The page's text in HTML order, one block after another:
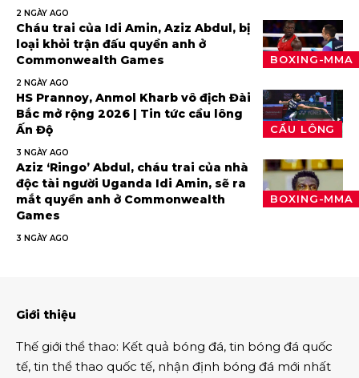
2 NGÀY AGO
BOXING-MMA
Cháu trai của Idi Amin, Aziz Abdul, bị
loại khỏi trận đấu quyền anh ở
Commonwealth Games
2 NGÀY AGO
CẦU LÔNG
HS Prannoy, Anmol Kharb vô địch Đài
Bắc mở rộng 2026 | Tin tức cầu lông
Ấn Độ
3 NGÀY AGO
BOXING-MMA
Aziz ‘Ringo’ Abdul, cháu trai của nhà
độc tài người Uganda Idi Amin, sẽ ra
mắt quyền anh ở Commonwealth
Games
3 NGÀY AGO
Giới thiệu
Thế giới thể thao: Kết quả bóng đá, tin bóng đá quốc
tế, tin thể thao quốc tế, nhận định bóng đá mới nhất